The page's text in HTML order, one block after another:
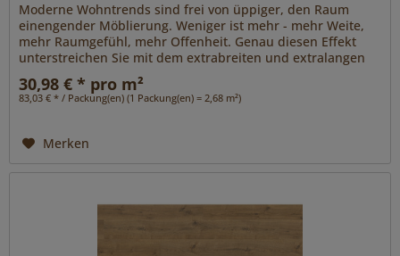
Moderne Wohntrends sind frei von üppiger, den Raum
einengender Möblierung. Weniger ist mehr - mehr Weite,
mehr Raumgefühl, mehr Offenheit. Genau diesen Effekt
unterstreichen Sie mit dem extrabreiten und extralangen
Format Gran Via 4V....
30,98 € * pro m²
83,03 € * / Packung(en) (1 Packung(en) = 2,68 m²)
Merken